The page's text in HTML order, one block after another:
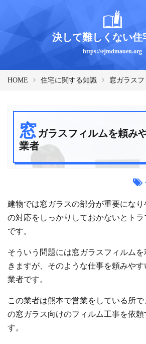
決して難しくない住
https://ejmdmauen.org
HOME 住宅に関する知識 窓ガラス
窓ガラスフィルムを頼み
業者
建物では窓ガラスの部分が重要にな
の対応をしっかりしておかないとト
です。
そういう問題には窓ガラスフィルム
きますが、そのような仕事を頼みや
業者です。
この業者は熊本で営業をしている所
の窓ガラス向けのフィルム工事を依頼
す。